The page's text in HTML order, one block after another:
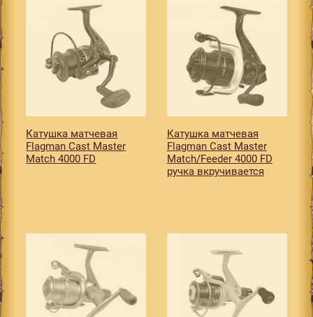
Катушкa матчевая
Flagman Cast Master
Match 4000 FD
Катушкa матчевая
Flagman Cast Master
Match/Feeder 4000 FD
ручка вкручивается